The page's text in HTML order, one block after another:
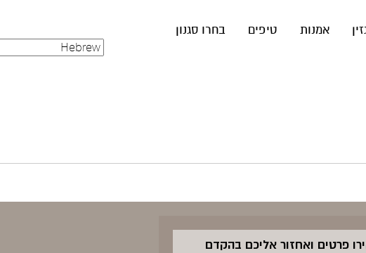
אמנות טיפים
בחרו סגנון
פרטים ואחזור אליכם בהקדם